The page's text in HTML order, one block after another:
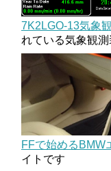
7K2LGO-13気象
れている気象観測
FFで始めるBMW
イトです